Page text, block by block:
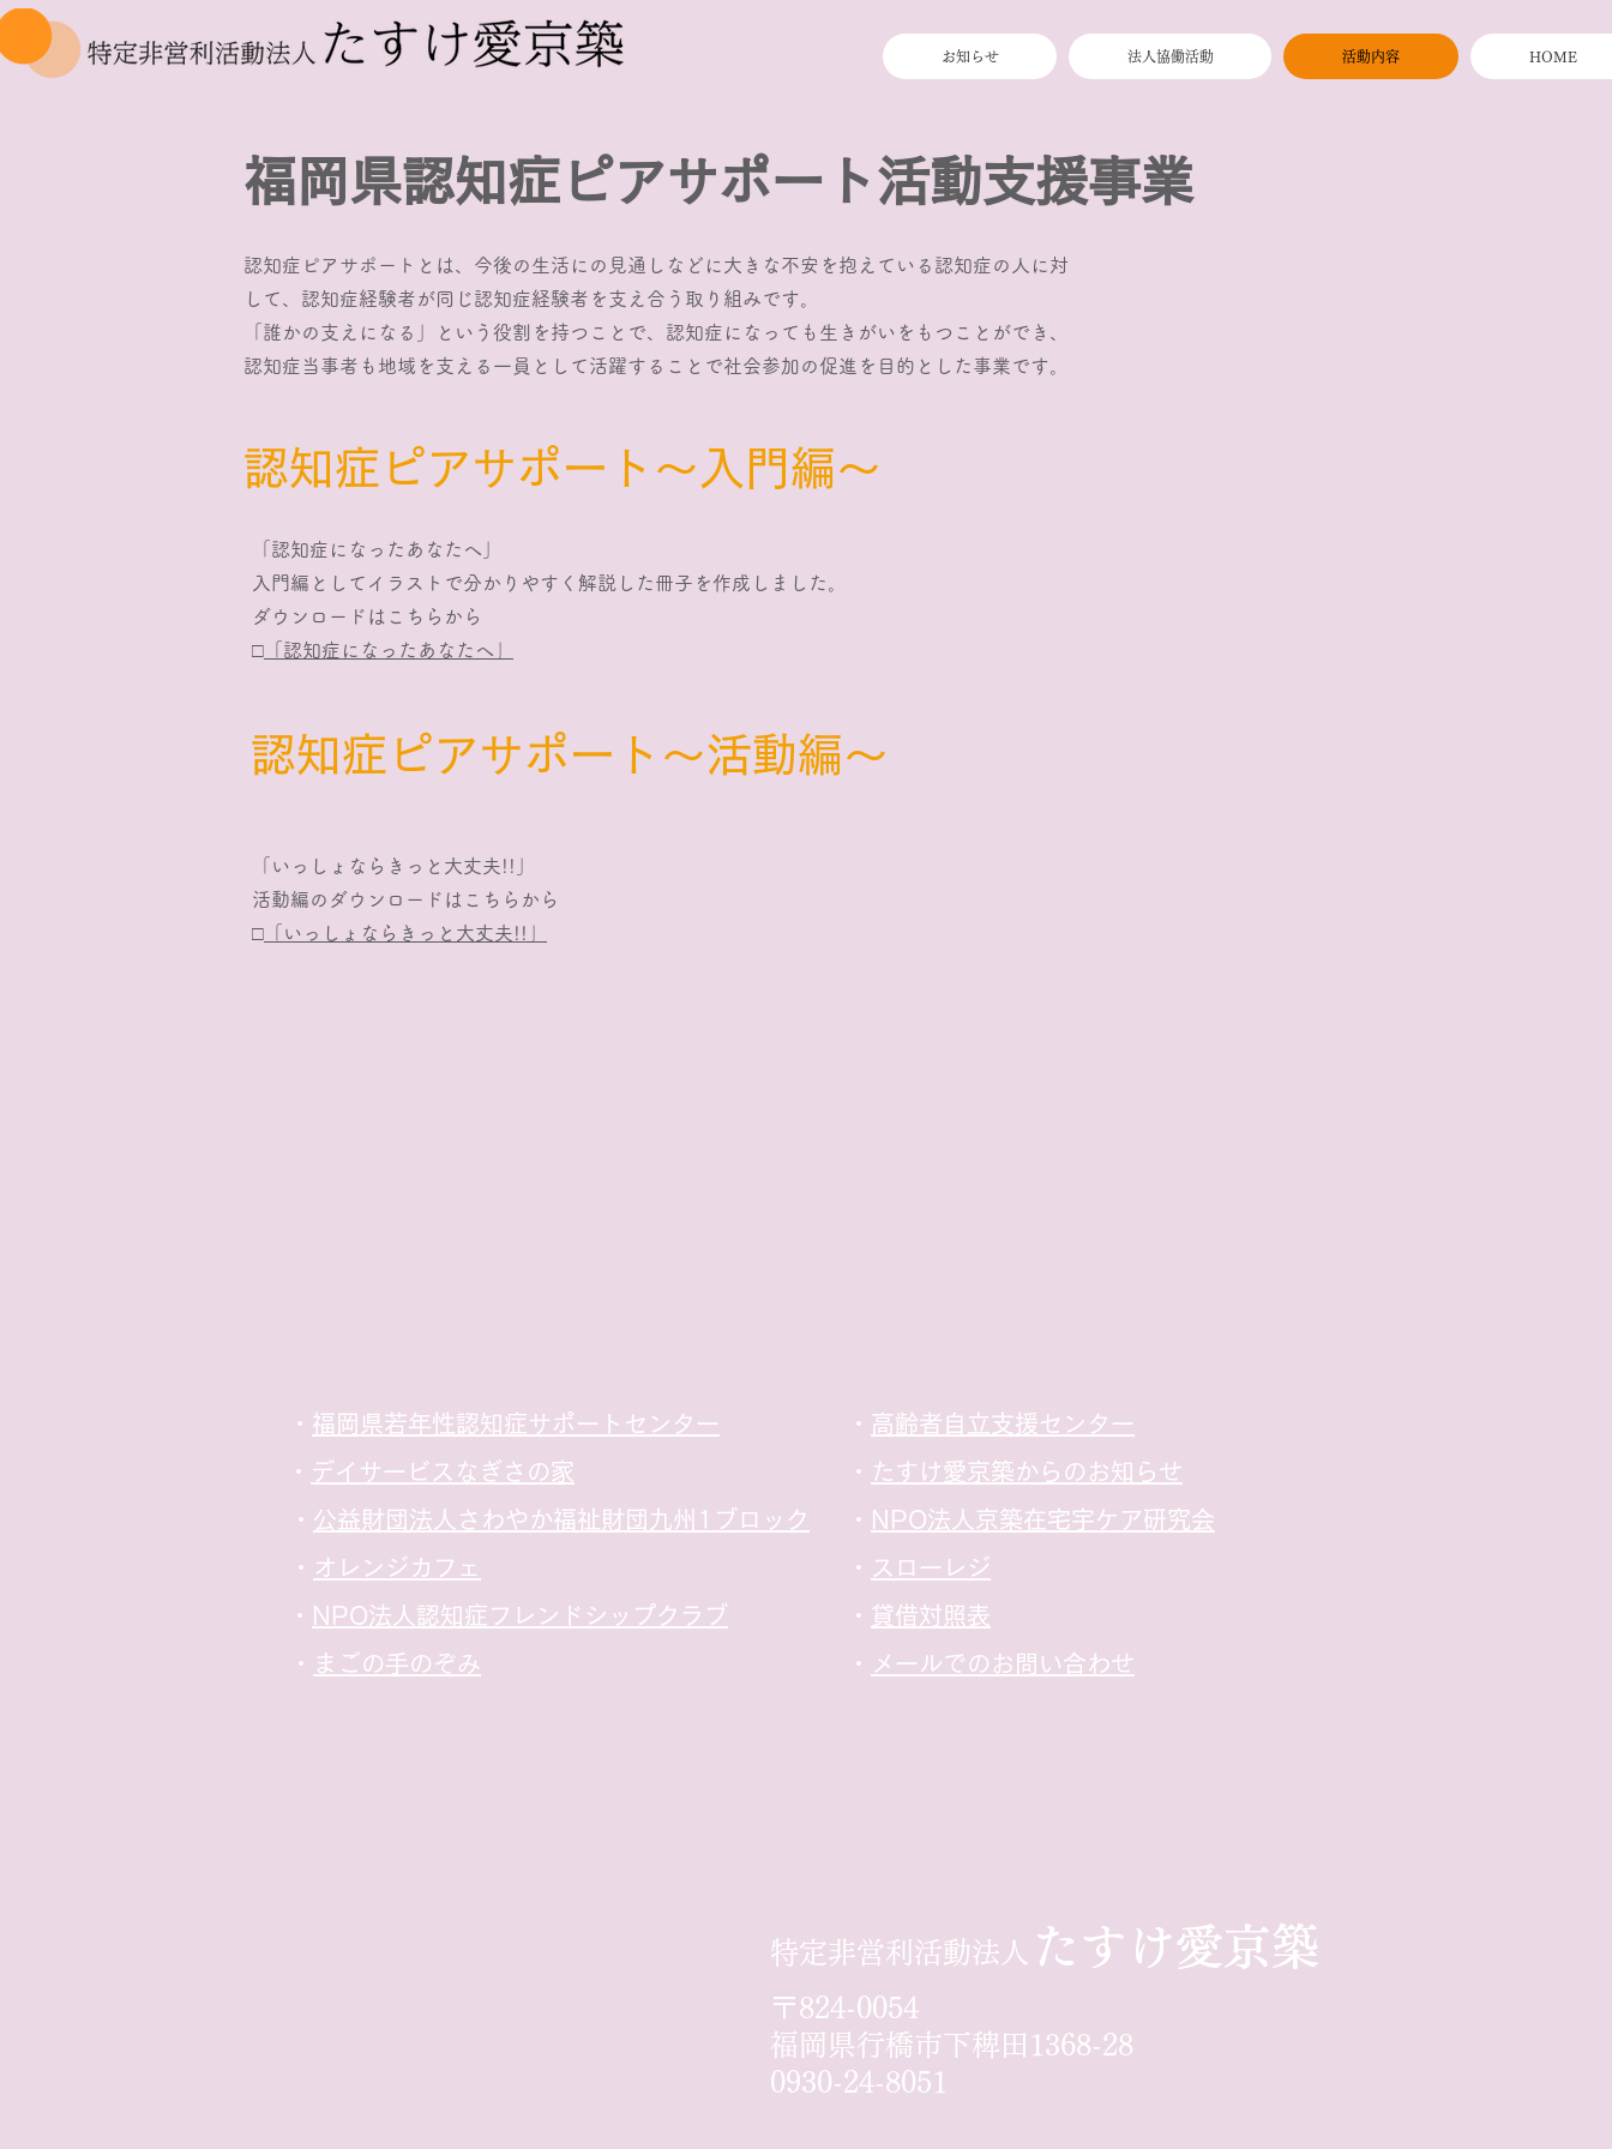
HOME
活動内容
法人協働活動
お知らせ
​福岡県認知症ピアサポート活動支援事業
認知症ピアサポートとは、今後の生活にの見通しなどに大きな不安を抱えている認知症の人に対
して、認知症経験者が同じ認知症経験者を支え合う取り組みです。
「誰かの支えになる」という役割を持つことで、認知症になっても生きがいをもつことができ、
認知症当事者も地域を支える一員として活躍することで社会参加の促進を目的とした事業です。
​認知症ピアサポート～入門編～
「認知症になったあなたへ」
入門編としてイラストで分かりやすく解説した冊子を作成しました。
​ダウンロードはこちらから
□ 「認知症になったあなたへ」
​認知症ピアサポート～活動編～
「いっしょならきっと大丈夫!!」
活動編のダウンロードはこちらから
□ 「いっしょならきっと大丈夫!!」
​・ 福岡県若年性認知症サポートセンター
​・ デイサービスなぎさの家
​・ 公益財団法人さわやか福祉財団​九州1ブロック
​・ オレンジカフェ
​・ NPO法人認知症フレンドシップクラブ
​・ まごの手のぞみ
​・ 高齢者自立支援センター
​・ たすけ愛京築からのお知らせ
​・ NPO法人京築在宅宇ケア研究会
​・ スローレジ
​・ 貸借対照表
​・
メールでのお問い合わせ
〒824-0054
​福岡県行橋市下稗田1368-28
0930-24-8051
特定非営利活動法人 ​たすけ愛京築